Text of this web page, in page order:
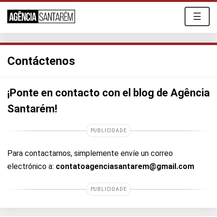
☰
Contáctenos
¡Ponte en contacto con el blog de Agência
Santarém!
PUBLICIDADE
Para contactarnos, simplemente envíe un correo
electrónico a: contatoagenciasantarem@gmail.com
PUBLICIDADE